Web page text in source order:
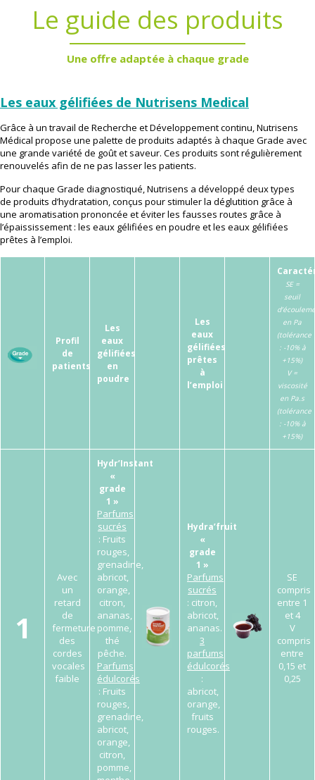
Le guide des produits
Une offre adaptée à chaque grade
Les eaux gélifiées de Nutrisens Medical
Grâce à un travail de Recherche et Développement continu, Nutrisens
Médical propose une palette de produits adaptés à chaque Grade avec
une grande variété de goût et saveur. Ces produits sont régulièrement
renouvelés afin de ne pas lasser les patients.
Pour chaque Grade diagnostiqué, Nutrisens a développé deux types
de produits d’hydratation, conçus pour stimuler la déglutition grâce à
une aromatisation prononcée et éviter les fausses routes grâce à
l’épaississement : les eaux gélifiées en poudre et les eaux gélifiées
prêtes à l’emploi.
Profil
de
patients
Les
eaux
gélifiées
en
poudre
Les
eaux
gélifiées
prêtes
à
l’emploi
SE =
seuil
en Pa
(tolérance
: -10% à
+15%)
V =
viscosité
en Pa.s
(tolérance
: -10% à
+15%)
1
Avec
un
retard
de
fermeture
des
cordes
vocales
faible
Hydr’Instant
«
grade
1 »
Parfums
sucrés
: Fruits
rouges,
grenadine,
abricot,
orange,
citron,
ananas,
pomme,
thé
pêche.
Parfums
édulcorés
: Fruits
rouges,
grenadine,
abricot,
orange,
citron,
pomme,
Hydra’fruit
«
grade
1 »
Parfums
sucrés
: citron,
abricot,
ananas.
3
parfums
édulcorés
:
abricot,
orange,
fruits
rouges.
SE
compris
entre 1
et 4
V
compris
entre
0,15 et
0,25